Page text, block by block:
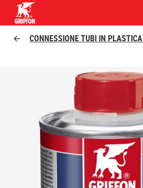
CONNESSIONE TUBI IN PLASTICA